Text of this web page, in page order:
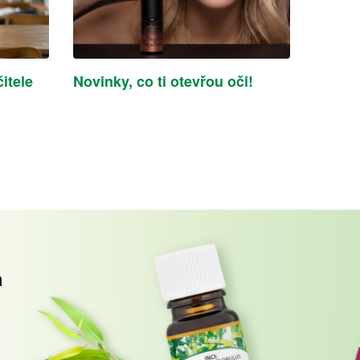
Novinky, co ti otevřou oči!